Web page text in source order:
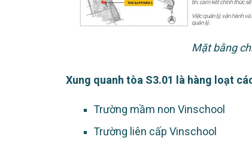
Mặt bằng
Xung quanh tòa S3.01 là hàng loạt
Trường mầm non Vinschool
Trường liên cấp Vinschool